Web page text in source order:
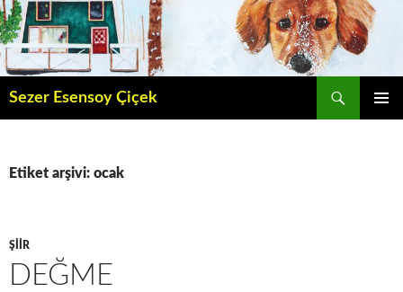
İçeriğe
atla
Sezer Esensoy Çiçek
Etiket arşivi: ocak
ŞIIR
DEĞME